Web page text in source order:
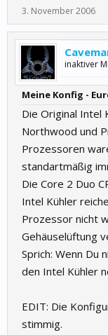
3. November 2006
inaktiver
Meine Konfig -
Die Original Intel
Northwood und
Prozessoren
standartmäßig
Die Core 2 Duo
Intel Kühler
Prozessor nicht
Gehäuselüftung
Sprich: Wenn Du
den Intel Kühler
EDIT: Die
stimmig.